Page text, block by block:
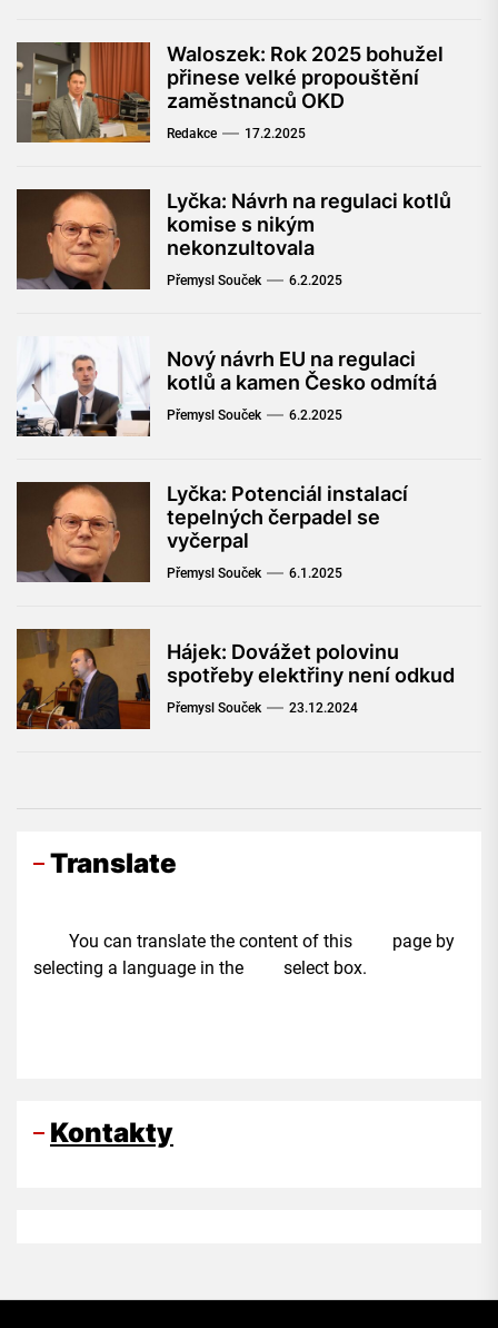
Waloszek: Rok 2025 bohužel
přinese velké propouštění
zaměstnanců OKD
Redakce 17.2.2025
Lyčka: Návrh na regulaci kotlů
komise s nikým
nekonzultovala
Přemysl Souček 6.2.2025
Nový návrh EU na regulaci
kotlů a kamen Česko odmítá
Přemysl Souček 6.2.2025
Lyčka: Potenciál instalací
tepelných čerpadel se
vyčerpal
Přemysl Souček 6.1.2025
Hájek: Dovážet polovinu
spotřeby elektřiny není odkud
Přemysl Souček 23.12.2024
Translate
You can translate the content of this page by
selecting a language in the select box.
Kontakty